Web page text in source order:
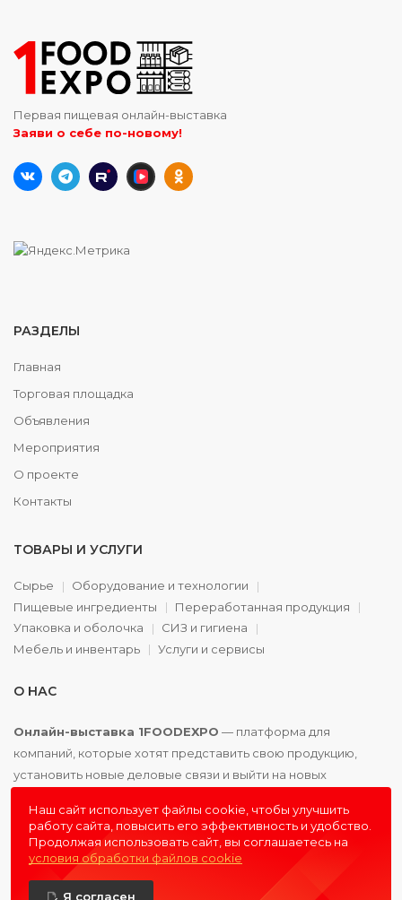
Первая пищевая онлайн-выставка
Заяви о себе по-новому!
РАЗДЕЛЫ
Главная
Торговая площадка
Объявления
Мероприятия
О проекте
Контакты
ТОВАРЫ И УСЛУГИ
Сырье
Оборудование и технологии
Пищевые ингредиенты
Переработанная продукция
Упаковка и оболочка
СИЗ и гигиена
Мебель и инвентарь
Услуги и сервисы
О НАС
Онлайн-выставка 1FOODEXPO — платформа для
компаний, которые хотят представить свою продукцию,
установить новые деловые связи и выйти на новых
© 2016 - 20261FOODEXPO - первая пищевая онлайн-
Наш сайт использует файлы cookie, чтобы улучшить
работу сайта, повысить его эффективность и удобство.
Продолжая использовать сайт, вы соглашаетесь на
условия обработки файлов cookie
Я согласен